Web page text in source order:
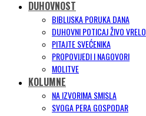
DUHOVNOST
BIBLIJSKA PORUKA DANA
DUHOVNI POTICAJ ŽIVO VRELO
PITAJTE SVEĆENIKA
PROPOVIJEDI I NAGOVORI
MOLITVE
KOLUMNE
NA IZVORIMA SMISLA
SVOGA PERA GOSPODAR